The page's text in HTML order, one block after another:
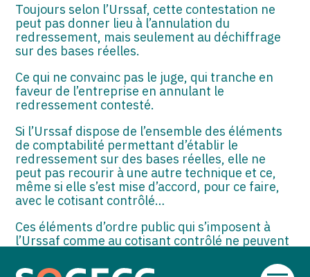
Toujours selon l’Urssaf, cette contestation ne
peut pas donner lieu à l’annulation du
redressement, mais seulement au déchiffrage
sur des bases réelles.
Ce qui ne convainc pas le juge, qui tranche en
faveur de l’entreprise en annulant le
redressement contesté.
Si l’Urssaf dispose de l’ensemble des éléments
de comptabilité permettant d’établir le
redressement sur des bases réelles, elle ne
peut pas recourir à une autre technique et ce,
même si elle s’est mise d’accord, pour ce faire,
avec le cotisant contrôlé…
Ces éléments d’ordre public qui s’imposent à
l’Urssaf comme au cotisant contrôlé ne peuvent
commun accord.